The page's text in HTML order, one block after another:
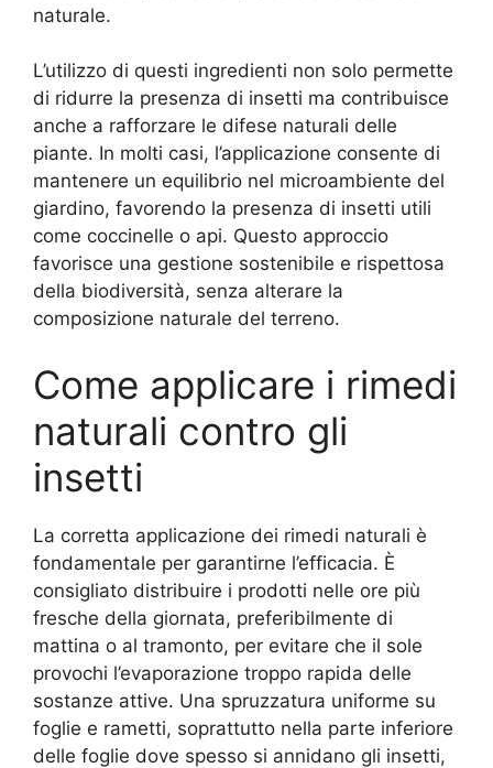
naturale.
L’utilizzo di questi ingredienti non solo permette
di ridurre la presenza di insetti ma contribuisce
anche a rafforzare le difese naturali delle
piante. In molti casi, l’applicazione consente di
mantenere un equilibrio nel microambiente del
giardino, favorendo la presenza di insetti utili
come coccinelle o api. Questo approccio
favorisce una gestione sostenibile e rispettosa
della biodiversità, senza alterare la
composizione naturale del terreno.
Come applicare i rimedi
naturali contro gli
insetti
La corretta applicazione dei rimedi naturali è
fondamentale per garantirne l’efficacia. È
consigliato distribuire i prodotti nelle ore più
fresche della giornata, preferibilmente di
mattina o al tramonto, per evitare che il sole
provochi l’evaporazione troppo rapida delle
sostanze attive. Una spruzzatura uniforme su
foglie e rametti, soprattutto nella parte inferiore
delle foglie dove spesso si annidano gli insetti,